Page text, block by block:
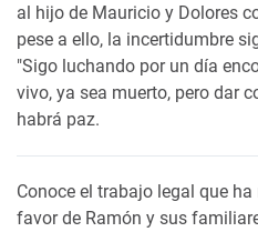
al hijo de Mauricio y Dolores
pese a ello, la incertidumbre
"Sigo luchando por un día
vivo, ya sea muerto, pero dar
habrá paz.
Conoce el trabajo legal que
favor de Ramón y sus